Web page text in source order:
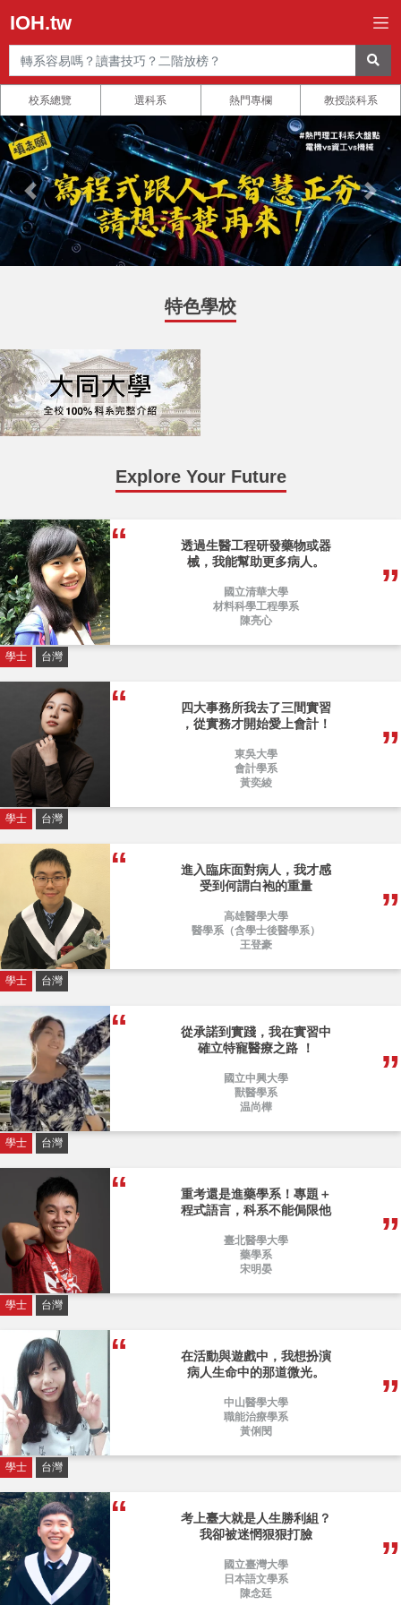
IOH.tw
校系總覽 選科系 熱門專欄 教授談科系
特色學校
Explore Your Future
透過生醫工程研發藥物或器
械，我能幫助更多病人。
國立清華大學
材料科學工程學系
陳亮心
學士 台灣
四大事務所我去了三間實習
，從實務才開始愛上會計！
東吳大學
會計學系
黃奕綾
學士 台灣
進入臨床面對病人，我才感
受到何謂白袍的重量
高雄醫學大學
醫學系（含學士後醫學系）
王登豪
學士 台灣
從承諾到實踐，我在實習中
確立特寵醫療之路 ！
國立中興大學
獸醫學系
温尚樺
學士 台灣
重考還是進藥學系！專題＋
程式語言，科系不能侷限他
臺北醫學大學
藥學系
宋明晏
學士 台灣
在活動與遊戲中，我想扮演
病人生命中的那道微光。
中山醫學大學
職能治療學系
黃俐閔
學士 台灣
考上臺大就是人生勝利組？
我卻被迷惘狠狠打臉
國立臺灣大學
日本語文學系
陳念廷